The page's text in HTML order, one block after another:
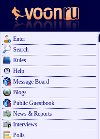
Enter
Search
Rules
Help
Message Board
Blogs
Public Guestbook
News & Reports
Interviews
Polls